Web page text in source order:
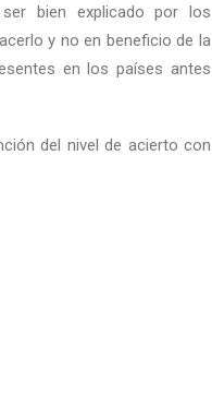
bien explicado por los
y no en beneficio de la
en los países antes
del nivel de acierto con